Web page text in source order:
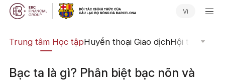
Vi
Trung tâm Học tậpHuyền thoại Giao dịchHội thảo
Bạc ta là gì? Phân biệt bạc nõn và